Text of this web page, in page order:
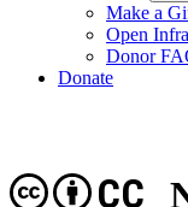
Make a
Open
Donor
Donate
CC